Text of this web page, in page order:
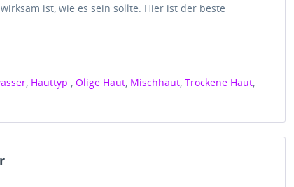
ist, wie es sein sollte. Hier ist der beste
Hauttyp ,Ölige Haut Mischhaut ,Trockene Haut